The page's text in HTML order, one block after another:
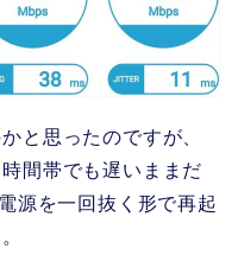
と思ったのですが、
間帯でも遅いままだ
源を一回抜く形で再起